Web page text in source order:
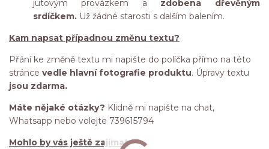
jutovým provázkem a zdobena dřevěným
srdíčkem. Už žádné starosti s dalším balením.
Kam napsat případnou změnu textu?
Přání ke změně textu mi napište do políčka přímo na této
stránce vedle hlavní fotografie produktu. Úpravy textu
jsou zdarma.
Máte nějaké otázky? Klidně mi napište na chat,
Whatsapp nebo volejte 739615794
Mohlo by vás ještě zajímat